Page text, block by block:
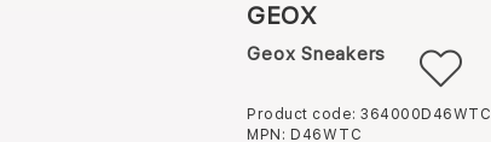
GEOX
Geox Sneakers
Product code: 364000D46WTC
MPN: D46WTC